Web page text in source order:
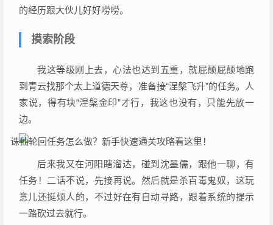
的经历跟大伙儿好好唠唠。
摸索阶段
我这等级刚上去，心法也达到五重，就屁颠屁颠地跑
到青云找那个太上道德天尊，准备接“涅槃飞升”的任务。人
家说，得有块“涅槃金印”才行，我这也没有，只能先放一
边。
后来我又在河阳瞎溜达，碰到沈墨儒，跟他一聊，有
任务！二话不说，先接再说。然后就是杀百毒鬼奴，这玩
意儿还挺烦人的，不过好在有自动寻路，跟着系统的提示
一路砍过去就行。